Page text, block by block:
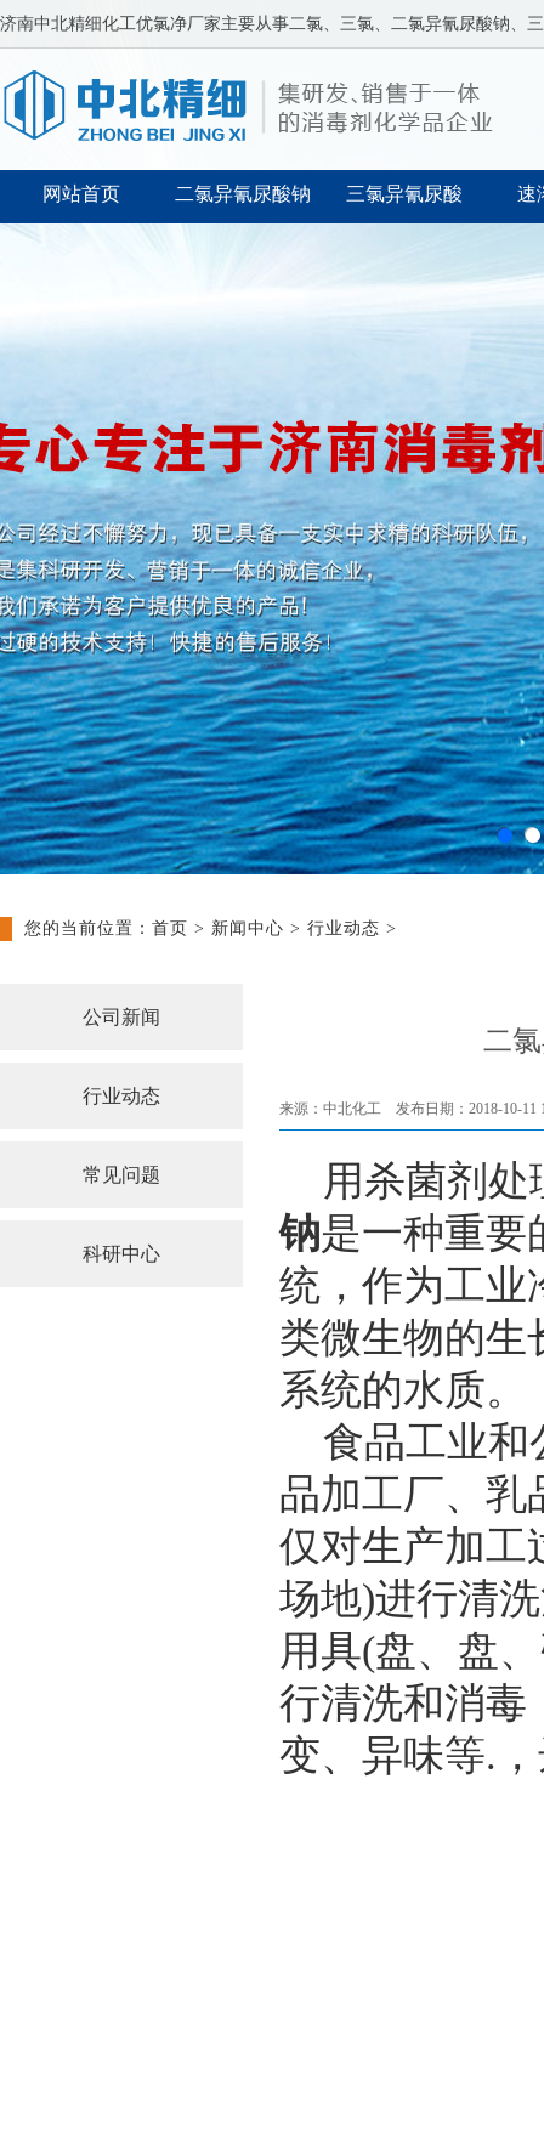
济南中北精细化工优氯净厂家主要从事二氯、三氯、二氯异氰尿酸钠、
网站首页 二氯异氰尿酸钠 三氯异氰尿酸 速
您的当前位置： 首页 > 新闻中心 > 行业动态 >
公司新闻
行业动态
常见问题
科研中心
二
来源：中北化工 发布日期：2018-10-11
用杀菌剂处
钠是一种重要
统，作为工业
类微生物的生
系统的水质。
食品工业和
品加工厂、乳
仅对生产加工
场地)进行清
用具(盘、盘
行清洗和消毒
变、异味等.